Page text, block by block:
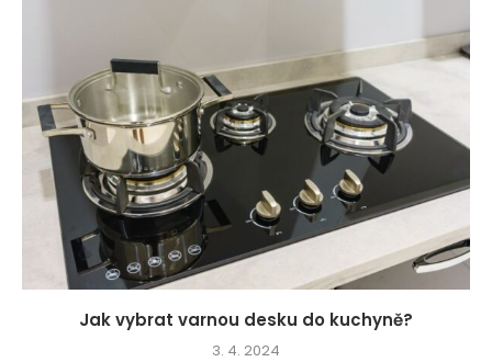
Jak vybrat varnou desku do kuchyně?
3. 4. 2024